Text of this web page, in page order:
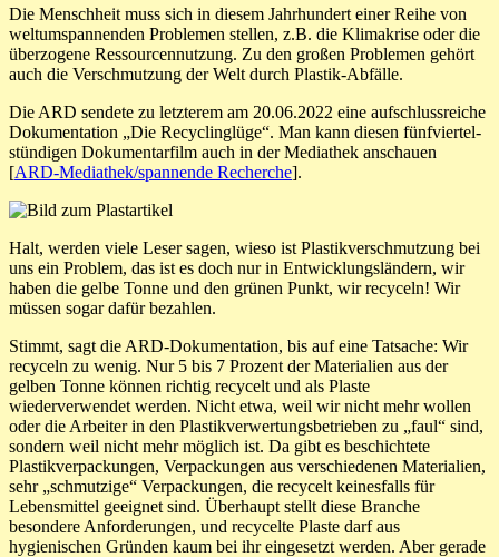
Die Menschheit muss sich in diesem Jahrhundert einer Reihe von
weltumspannenden Problemen stellen, z.B. die Klimakrise oder die
überzogene Ressourcennutzung. Zu den großen Problemen gehört
auch die Verschmutzung der Welt durch Plastik-Abfälle.
Die ARD sendete zu letzterem am 20.06.2022 eine aufschlussreiche
Dokumentation „Die Recyclinglüge“. Man kann diesen fünfviertel-
stündigen Dokumentarfilm auch in der Mediathek anschauen
[ARD-Mediathek/spannende Recherche].
Halt, werden viele Leser sagen, wieso ist Plastikverschmutzung bei
uns ein Problem, das ist es doch nur in Entwicklungsländern, wir
haben die gelbe Tonne und den grünen Punkt, wir recyceln! Wir
müssen sogar dafür bezahlen.
Stimmt, sagt die ARD-Dokumentation, bis auf eine Tatsache: Wir
recyceln zu wenig. Nur 5 bis 7 Prozent der Materialien aus der
gelben Tonne können richtig recycelt und als Plaste
wiederverwendet werden. Nicht etwa, weil wir nicht mehr wollen
oder die Arbeiter in den Plastikverwertungsbetrieben zu „faul“ sind,
sondern weil nicht mehr möglich ist. Da gibt es beschichtete
Plastikverpackungen, Verpackungen aus verschiedenen Materialien,
sehr „schmutzige“ Verpackungen, die recycelt keinesfalls für
Lebensmittel geeignet sind. Überhaupt stellt diese Branche
besondere Anforderungen, und recycelte Plaste darf aus
hygienischen Gründen kaum bei ihr eingesetzt werden. Aber gerade